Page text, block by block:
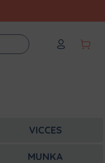
VICCES
MUNKA